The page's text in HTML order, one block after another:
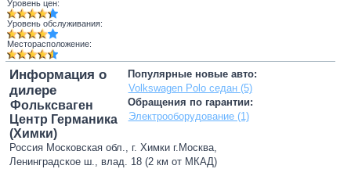
Уровень цен:
Уровень обслуживания:
Месторасположение:
Популярные новые авто:
Volkswagen Polo седан (5)
Обращения по гарантии:
Электрооборудование (1)
Информация о
дилере
Фольксваген
Центр Германика
(Химки)
Россия Московская обл., г. Химки г.Москва,
Ленинградское ш., влад. 18 (2 км от МКАД)